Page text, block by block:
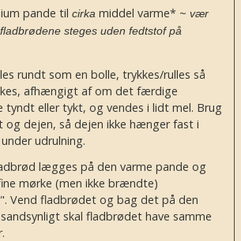
pande til cirka middel varme* ~ vær
steges uden fedtstof på
rundt som en bolle, trykkes/rulles så
afhængigt af om det færdige
eller tykt, og vendes i lidt mel. Brug
og dejen, så dejen ikke hænger fast i
udrulning.
lægges på den varme pande og
mørke (men ikke brændte)
Vend fladbrødet og bag det på den
skal fladbrødet have samme